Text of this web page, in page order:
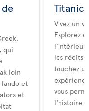
de
qui
loin
et
et
Titanic
Vivez un
Explorez
l'intérieur
les récits
touchez
vous
l'histoire